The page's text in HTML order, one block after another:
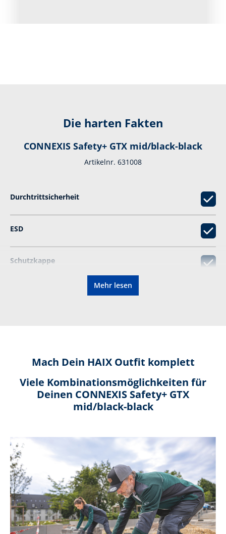
Die harten Fakten
CONNEXIS Safety+ GTX mid/black-black
Artikelnr. 631008
Durchtrittsicherheit
ESD
Schutzkappe
CONNEXIS-Faszienstimulation
Wiederbesohlbar
CI SC SR HRO FO
Farbe: schwarz
Höhe in cm: 14,0 cm
Höhe: halbhoch
Mehr lesen
Mach Dein HAIX Outfit komplett
Viele Kombinationsmöglichkeiten für
Deinen CONNEXIS Safety+ GTX
mid/black-black